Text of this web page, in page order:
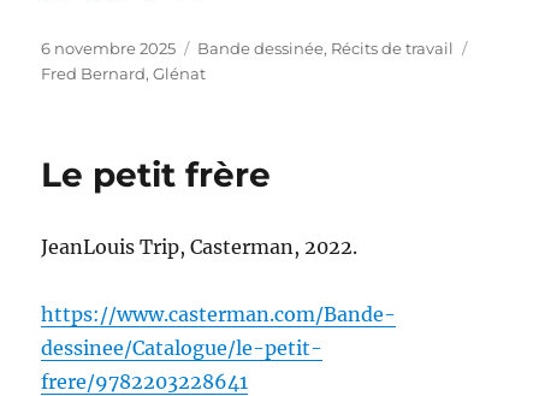
Publié
le
6 novembre 2025 Catégories
Bande dessinée, Récits de travail
Fred Bernard,Glénat
Le petit frère
JeanLouis Trip, Casterman, 2022.
https://www.casterman.com/Bande-
dessinee/Catalogue/le-petit-
frere/9782203228641